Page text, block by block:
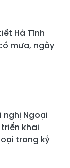
Hà Tĩnh
mưa, ngày
nghị Ngoại
khai
trong kỷ